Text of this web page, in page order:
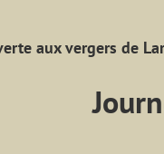
aux vergers de